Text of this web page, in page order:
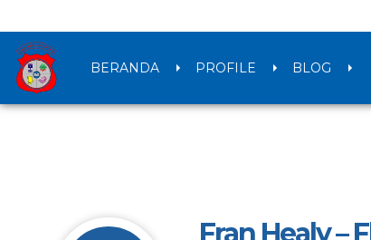
BERANDA PROFILE BLOG
Fran Healy –